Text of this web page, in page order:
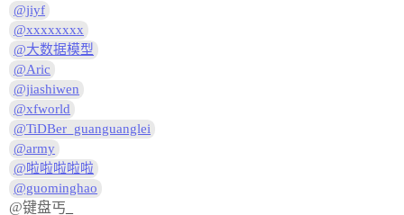
@jiyf
@xxxxxxxx
@大数据模型
@Aric
@jiashiwen
@xfworld
@TiDBer_guanguanglei
@army
@啦啦啦啦啦
@guominghao
@键盘丐